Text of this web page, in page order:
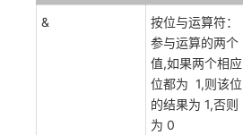
&
按位与运算符：
参与运算的两个
值,如果两个相应
位都为 1,则该位
的结果为 1,否则
为 0